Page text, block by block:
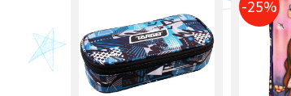
-25%